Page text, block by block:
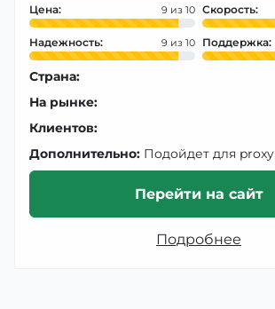
Цена: 9 Скорость:
Надежность: 9 Поддержка:
Страна:
На рынке:
Клиентов:
Дополнительно: Подойдет для proxy
Перейти на сайт
Подробнее